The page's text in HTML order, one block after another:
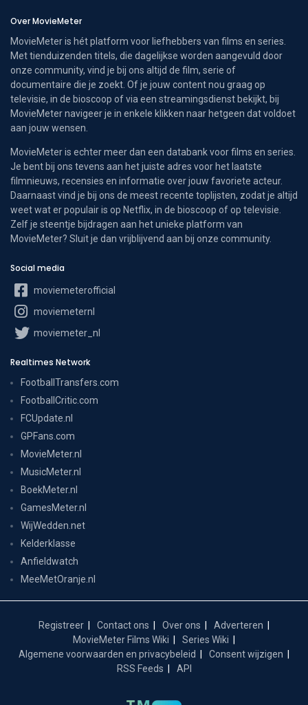
Over MovieMeter
MovieMeter is hét platform voor liefhebbers van films en series.
Met tienduizenden titels, die dagelijkse worden aangevuld door
onze community, vind je bij ons altijd de film, serie of
documentaire die je zoekt. Of je jouw content nou graag op
televisie, in de bioscoop of via een streamingsdienst bekijkt, bij
MovieMeter navigeer je in enkele klikken naar hetgeen dat voldoet
aan jouw wensen.
MovieMeter is echter meer dan een databank voor films en series.
Je bent bij ons tevens aan het juiste adres voor het laatste
filmnieuws, recensies en informatie over jouw favoriete acteur.
Daarnaast vind je bij ons de meest recente toplijsten, zodat je altijd
weet wat er populair is op Netflix, in de bioscoop of op televisie.
Zelf je steentje bijdragen aan het unieke platform van
MovieMeter? Sluit je dan vrijblijvend aan bij onze community.
Social media
moviemeterofficial
moviemeternl
moviemeter_nl
Realtimes Network
FootballTransfers.com
FootballCritic.com
FCUpdate.nl
GPFans.com
MovieMeter.nl
MusicMeter.nl
BoekMeter.nl
GamesMeter.nl
WijWedden.net
Kelderklasse
Anfieldwatch
MeeMetOranje.nl
Registreer Contact ons Over ons
Adverteren
MovieMeter Films Wiki
Series Wiki
Algemene voorwaarden en privacybeleid
Consent wijzigen
RSS Feeds
API